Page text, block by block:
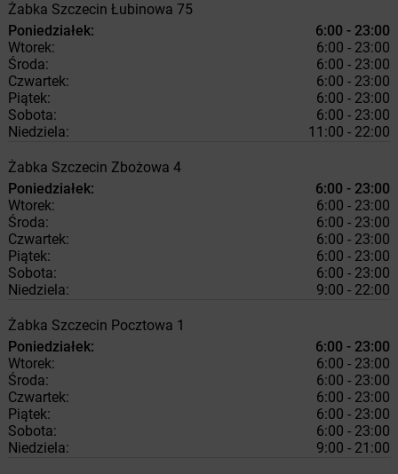
Żabka Szczecin Łubinowa 75
Poniedziałek:
6:00 - 23:00
Wtorek:
6:00 - 23:00
Środa:
6:00 - 23:00
Czwartek:
6:00 - 23:00
Piątek:
6:00 - 23:00
Sobota:
6:00 - 23:00
Niedziela:
11:00 - 22:00
Żabka Szczecin Zbożowa 4
Poniedziałek:
6:00 - 23:00
Wtorek:
6:00 - 23:00
Środa:
6:00 - 23:00
Czwartek:
6:00 - 23:00
Piątek:
6:00 - 23:00
Sobota:
6:00 - 23:00
Niedziela:
9:00 - 22:00
Żabka Szczecin Pocztowa 1
Poniedziałek:
6:00 - 23:00
Wtorek:
6:00 - 23:00
Środa:
6:00 - 23:00
Czwartek:
6:00 - 23:00
Piątek:
6:00 - 23:00
Sobota:
6:00 - 23:00
Niedziela:
9:00 - 21:00